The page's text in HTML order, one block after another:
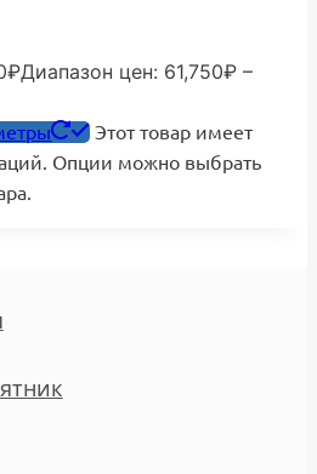
₽Диапазон цен: 61,750₽ –
Этот товар имеет
Опции можно выбрать